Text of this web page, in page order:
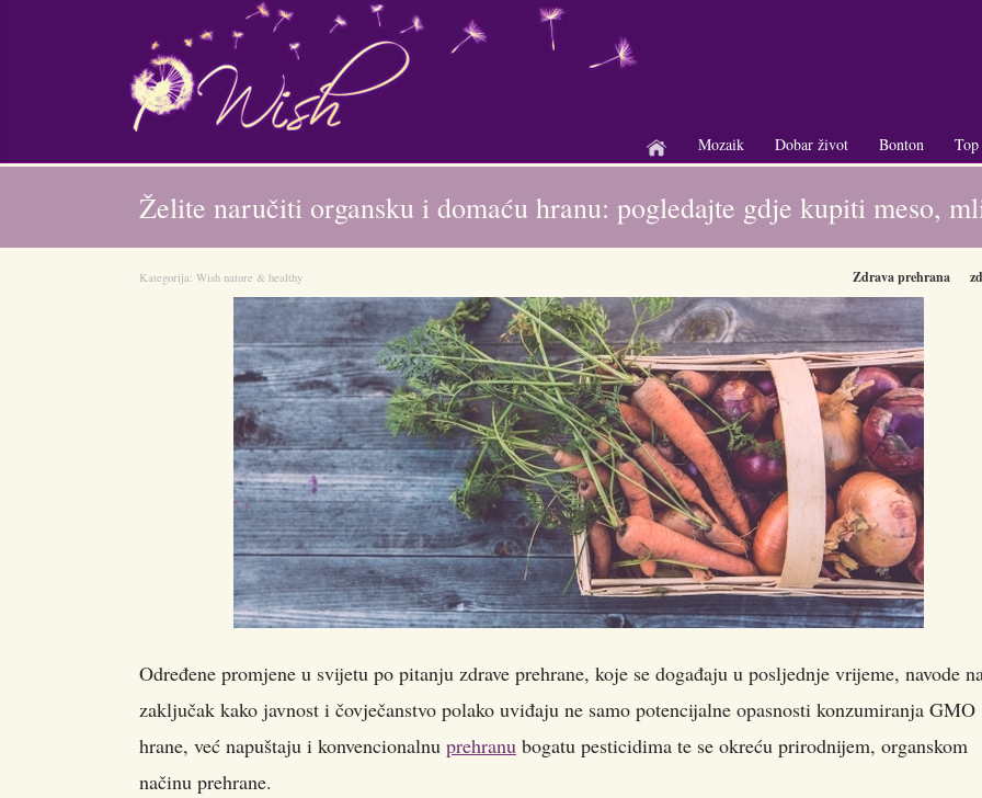
+
Mozaik
+
Dobar život
+
Bonton
Želite naručiti organsku i domaću hranu: pogledajte gdje kupiti meso,
Kategorija: Wish nature & healthy Zdrava prehrana
Određene promjene u svijetu po pitanju zdrave prehrane, koje se događaju u posljednje vrijeme, navode
zaključak kako javnost i čovječanstvo polako uviđaju ne samo potencijalne opasnosti konzumiranja GMO
hrane, već napuštaju i konvencionalnu prehranu bogatu pesticidima te se okreću prirodnijem, organskom
načinu prehrane.